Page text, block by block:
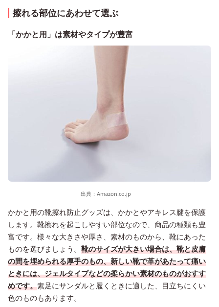
擦れる部位にあわせて選ぶ
「かかと用」は素材やタイプが豊富
出典： Amazon.co.jp
かかと用の靴擦れ防止グッズは、かかとやアキレス腱を保護
します。靴擦れを起こしやすい部位なので、商品の種類も豊
富です。様々な大きさや厚さ、素材のものから、靴にあった
ものを選びましょう。 靴のサイズが大きい場合は、靴と皮膚
の間を埋められる厚手のもの、新しい靴で革があたって痛い
ときには、ジェルタイプなどの柔らかい素材のものがおすす
めです。素足にサンダルと履くときに適した、目立ちにくい
色のものもあります。